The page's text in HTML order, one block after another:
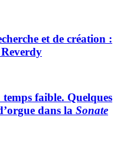
et de création :
faible. Quelques
dans la Sonate